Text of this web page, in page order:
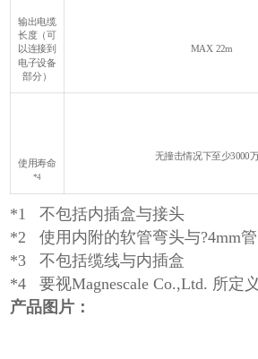
输出电缆
长度（可
以连接到
电子设备
部分）
MAX 22m
使用寿命
*4
无撞击情况下至少3000
*1 不包括内插盒与接头
*2 使用内附的软管弯头与?4mm
*3 不包括缆线与内插盒
*4 要视Magnescale Co.,Ltd. 所定
产品图片：